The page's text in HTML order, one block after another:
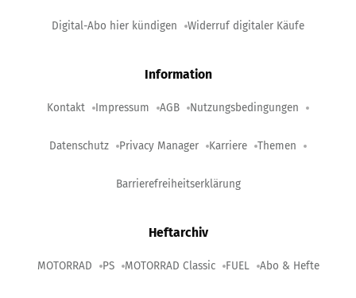
Digital-Abo hier kündigen Widerruf digitaler Käufe
Information
Kontakt Impressum AGB Nutzungsbedingungen
Datenschutz Privacy Manager Karriere Themen
Barrierefreiheitserklärung
Heftarchiv
MOTORRAD PS MOTORRAD Classic FUEL Abo & Hefte